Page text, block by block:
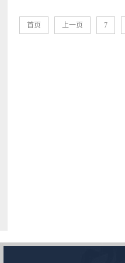
首页 上一页 7